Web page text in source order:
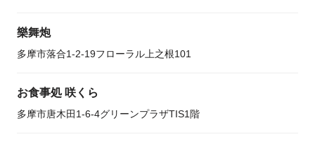
樂舞炮
多摩市落合1-2-19フローラル上之根101
お食事処 咲くら
多摩市唐木田1-6-4グリーンプラザTIS1階